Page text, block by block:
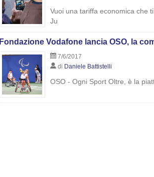
Vuoi una tariffa economica che
Ju
Fondazione Vodafone lancia OSO, la
7/6/2017
di Daniele Battistelli
OSO - Ogni Sport Oltre, è la